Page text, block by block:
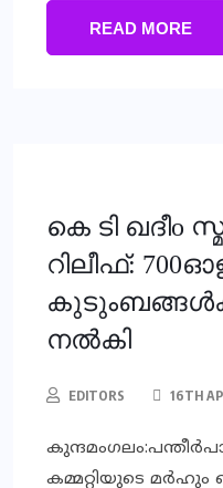
READ MORE
കെ ടി ഖദീo
റിലീഫ്:
നൽകി
EDITORS 16TH
കമ്മറ്റിയുടെ മർഹും